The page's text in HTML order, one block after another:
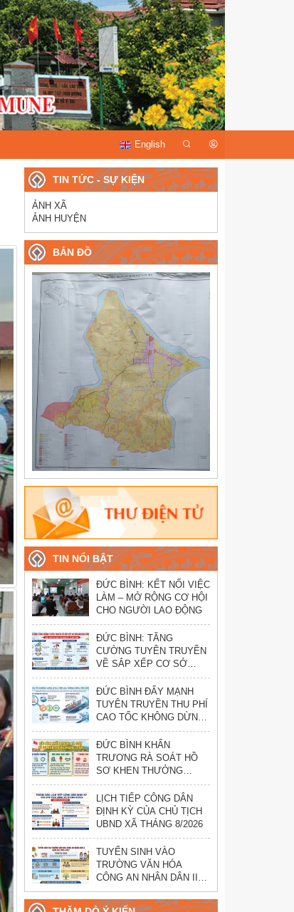
English
TIN TỨC - SỰ KIỆN
ẢNH XÃ
ẢNH HUYỆN
BẢN ĐỒ
TIN NỔI BẬT
ĐỨC BÌNH: KẾT NỐI VIỆC
LÀM – MỞ RỘNG CƠ HỘI
CHO NGƯỜI LAO ĐỘNG
ĐỨC BÌNH: TĂNG
CƯỜNG TUYÊN TRUYỀN
VỀ SẮP XẾP CƠ SỞ
GIÁO DỤC CÔNG LẬP
ĐỨC BÌNH ĐẨY MẠNH
TUYÊN TRUYỀN THU PHÍ
CAO TỐC KHÔNG DỪNG
(ETC)
ĐỨC BÌNH KHẨN
TRƯƠNG RÀ SOÁT HỒ
SƠ KHEN THƯỞNG
KHÁNG CHIẾN
LỊCH TIẾP CÔNG DÂN
ĐỊNH KỲ CỦA CHỦ TỊCH
UBND XÃ THÁNG 8/2026
TUYỂN SINH VÀO
TRƯỜNG VĂN HÓA
CÔNG AN NHÂN DÂN II
NĂM HỌC 2026–2027